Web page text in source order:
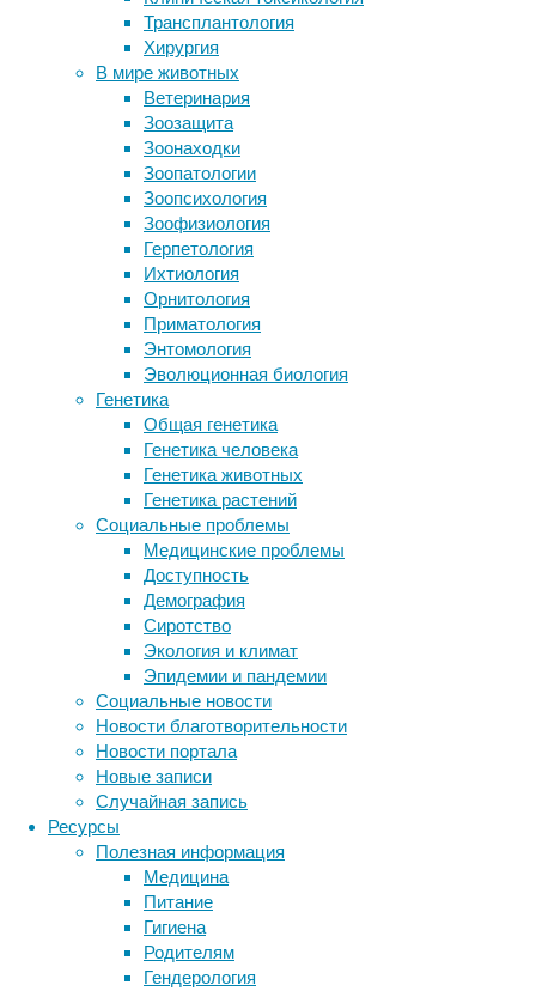
Трансплантология
Хирургия
В мире животных
Ветеринария
Зоозащита
Зоонаходки
Зоопатологии
Зоопсихология
Зоофизиология
Герпетология
Ихтиология
Орнитология
Приматология
Энтомология
Эволюционная биология
Генетика
Общая генетика
Генетика человека
Генетика животных
Генетика растений
Социальные проблемы
Медицинские проблемы
Доступность
Демография
Сиротство
Экология и климат
Эпидемии и пандемии
Социальные новости
Новости благотворительности
Новости портала
Новые записи
Случайная запись
Ресурсы
Полезная информация
Медицина
Питание
Гигиена
Родителям
Гендерология
в
музее
20/01/2025,
19:06
20/01/2025
палеонтология,
птерозавры
Двое
исследователей
описали
уникальный
хорошо
сохранившийся
скелет
хвостатого
птерозавра,
который
почти
обращали
внимания
1862
года.
Речь
о
рамфоринхе,
жившем
около
150
миллионов
назад.
соединением с живыми свиньями
Смотреть сериалы онлайн
Обнаружены нейроны, реагирующие
на плохие и хорошие новости
Владимир Захаров: «Инсультов у
здорового человека не бывает»
Следите за новостями